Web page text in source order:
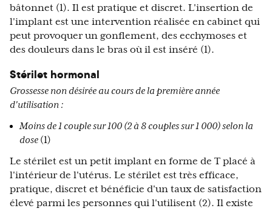
bâtonnet (1). Il est pratique et discret. L'insertion de
l'implant est une intervention réalisée en cabinet qui
peut provoquer un gonflement, des ecchymoses et
des douleurs dans le bras où il est inséré (1).
Stérilet hormonal
Grossesse non désirée au cours de la première année
d'utilisation :
Moins de 1 couple sur 100 (2 à 8 couples sur 1 000) selon la
dose (1)
Le stérilet est un petit implant en forme de T placé à
l'intérieur de l'utérus. Le stérilet est très efficace,
pratique, discret et bénéficie d'un taux de satisfaction
élevé parmi les personnes qui l'utilisent (2). Il existe